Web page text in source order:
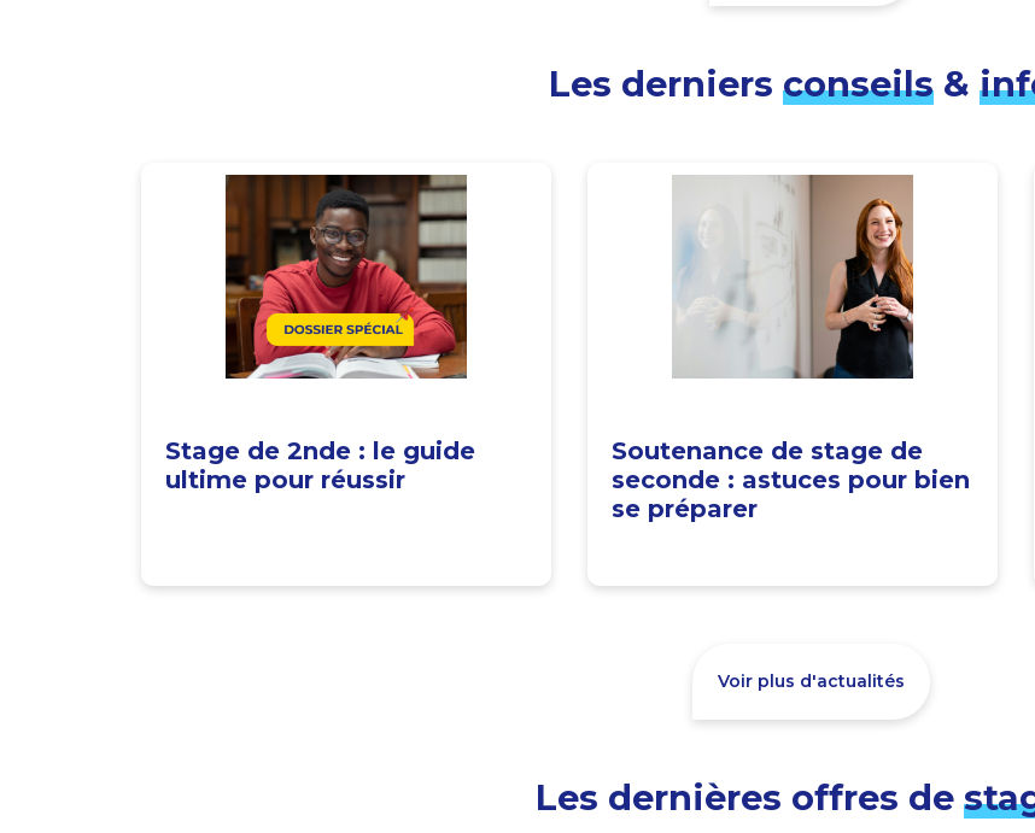
Les derniers conseils &
Stage de 2nde : le guide
ultime pour réussir
Soutenance de stage de
seconde : astuces pour bien
se préparer
Voir plus d'actualités
Les dernières offres de